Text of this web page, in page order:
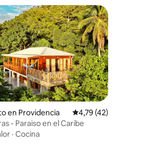
5 de 5. 36 evaluaciones
en Providencia Calificación
4,79 (42)
- Paraiso en el Caribe
· Cocina